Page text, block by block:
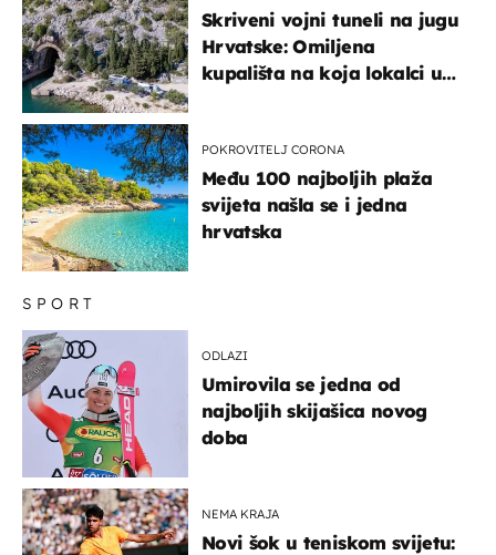
SPORT
ODLAZI
Umirovila se jedna od
najboljih skijašica novog
doba
NEMA KRAJA
Novi šok u teniskom svijetu:
Skriveni vojni tuneli na jugu
Hrvatske: Omiljena
kupališta na koja lokalci u
POKROVITELJ CORONA
Među 100 najboljih plaža
svijeta našla se i jedna
hrvatska